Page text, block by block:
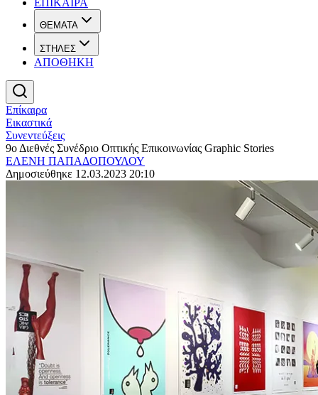
ΕΠΙΚΑΙΡΑ
ΘΕΜΑΤΑ
ΣΤΗΛΕΣ
ΑΠΟΘΗΚΗ
Επίκαιρα
Εικαστικά
Συνεντεύξεις
9ο Διεθνές Συνέδριο Οπτικής Επικοινωνίας Graphic Stories
ΕΛΕΝΗ ΠΑΠΑΔΟΠΟΥΛΟΥ
Δημοσιεύθηκε 12.03.2023 20:10